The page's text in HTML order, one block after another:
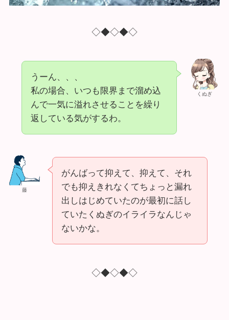
◇◆◇◆◇
くぬぎ
うーん、、、
私の場合、いつも限界まで溜め込
んで一気に溢れさせることを繰り
返している気がするわ。
藤
がんばって抑えて、抑えて、それ
でも抑えきれなくてちょっと漏れ
出しはじめていたのが最初に話し
ていたくぬぎのイライラなんじゃ
ないかな。
◇◆◇◆◇